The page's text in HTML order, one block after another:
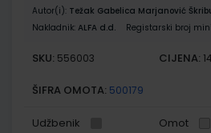
Autor(i): Težak Gabelica Marjanović
Nakladnik: ALFA d.d. Registarski broj
SKU: 556003 CIJENA:
ŠIFRA OMOTA: 500179
Udžbenik Omot